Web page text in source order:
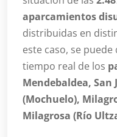
aparcamientos
distribuidas en
este caso, se
tiempo real de los
Mendebaldea, San
(Mochuelo),
Milagrosa (Río